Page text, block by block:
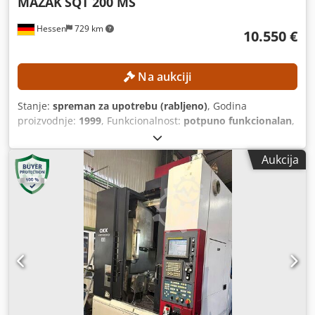
Hessen 729 km 10.550 €
Na aukciji
Stanje: spreman za upotrebu (rabljeno), Godina
proizvodnje: 1999, Funkcionalnost: potpuno funkcionalan,
, promjer tokarenja iznad
poprečnog suporta:300 mm, maksimalna brzina vretena:
5.000 okr/min, brzi pomak X-os:30 m/min , brzina pomaka
osi X:5 m/min, model upravljača:
Mazatrol PC Fusion CNC
640T, Nema minimalne cijene – zajamčena prodaja po
najvišoj ponudi! TEHNIČKE KARAKTERISTIKE Radni prostor
Maksimalni promjer obrade: 300 mm Maksimalni promjer
ljuljanja: 525 mm Maksimalni promjer ljuljanja iznad
sanjke: 350 mm Maksimalni promjer štapa: 51 mm Glavna
vretena Raspon brzine: 35 – 4.000 o/min Snaga pogona: 15
kW Maksimalni moment: 350 Nm Nos vretena: A2-6
Promjer otvora vretena: 61 mm Pozicioniranje C-osi: 0–360°
Aukcija